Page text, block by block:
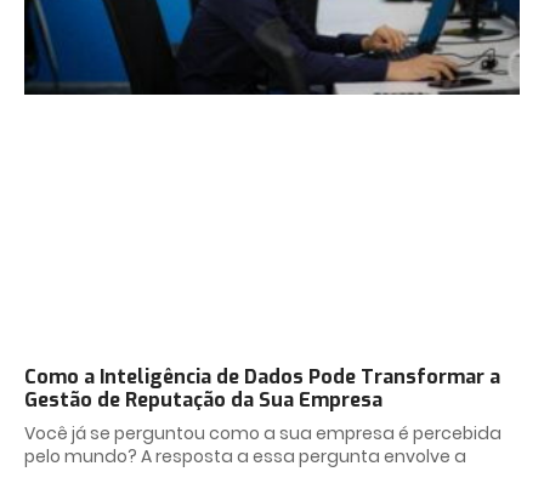
Como a Inteligência de Dados Pode Transformar a
Gestão de Reputação da Sua Empresa
Você já se perguntou como a sua empresa é percebida
pelo mundo? A resposta a essa pergunta envolve a